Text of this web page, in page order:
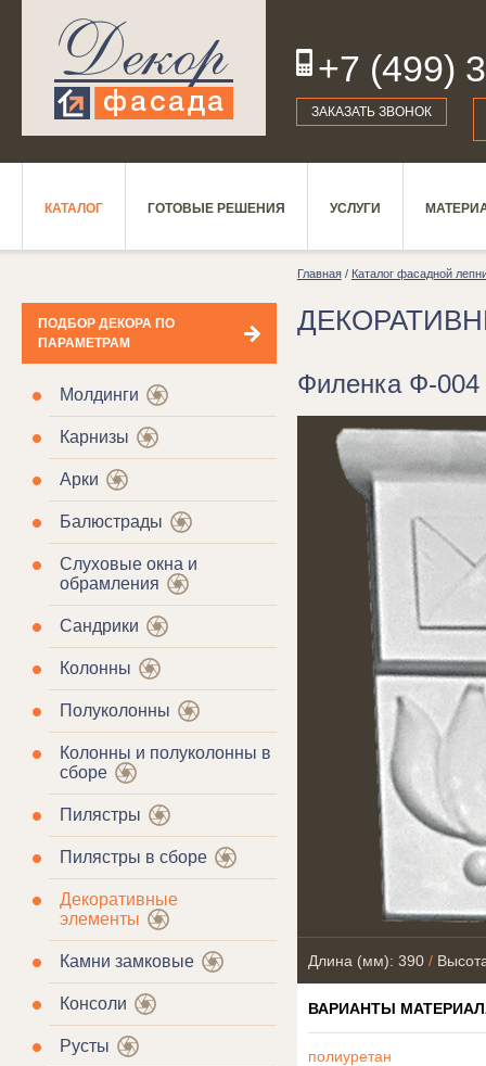
+7 (499)
19
ЗАКАЗАТЬ ЗВОНОК
КАТАЛОГ ГОТОВЫЕ РЕШЕНИЯ УСЛУГИ
ПОДБОР ДЕКОРА ПО
ПАРАМЕТРАМ
Молдинги
Карнизы
Арки
Балюстрады
Слуховые окна и
обрамления
Сандрики
Колонны
Полуколонны
Колонны и полуколонны в
сборе
Пилястры
Пилястры в сборе
Декоративные
элементы
Камни замковые
Консоли
Русты
Главная/ Каталог фасадной
Филенка Ф-
Длина (мм): 390/
ВАРИАНТЫ
полиуретан